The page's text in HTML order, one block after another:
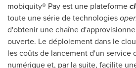
mobiquity® Pay est une plateforme
toute une série de technologies
d'obtenir une chaîne
ouverte. Le déploiement dans le
les coûts de lancement d'un service
numérique et, par la suite, facilite